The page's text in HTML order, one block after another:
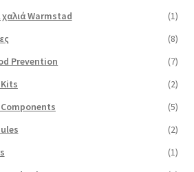
Warmstad
(1)
(8)
Prevention
(7)
(2)
(5)
(2)
(1)